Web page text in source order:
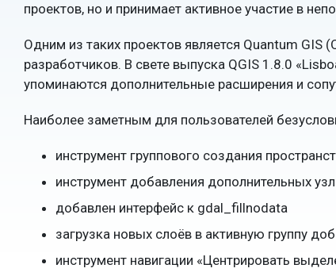
проектов, но и принимает активное участие в
Одним из таких проектов является Quantum
разработчиков. В свете выпуска QGIS 1.8.0
упоминаются дополнительные расширения и
Наиболее заметным для пользователей
инструмент группового создания
инструмент добавления дополнительных
добавлен интерфейс к gdal_fillnodata
загрузка новых слоёв в активную группу
инструмент навигации «Центрировать